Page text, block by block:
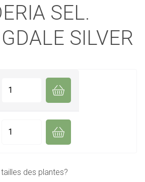
SEL.
SILVER
des plantes?